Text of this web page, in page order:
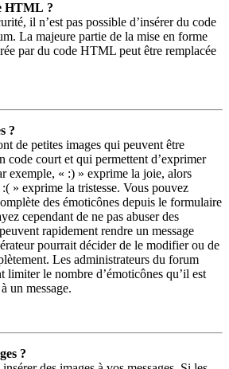
HTML ?
il n’est pas possible d’insérer du code
La majeure partie de la mise en forme
par du code HTML peut être remplacée
?
de petites images qui peuvent être
code court et qui permettent d’exprimer
exemple, « :) » exprime la joie, alors
» exprime la tristesse. Vous pouvez
des émoticônes depuis le formulaire
cependant de ne pas abuser des
rapidement rendre un message
pourrait décider de le modifier ou de
Les administrateurs du forum
limiter le nombre d’émoticônes qu’il est
un message.
?